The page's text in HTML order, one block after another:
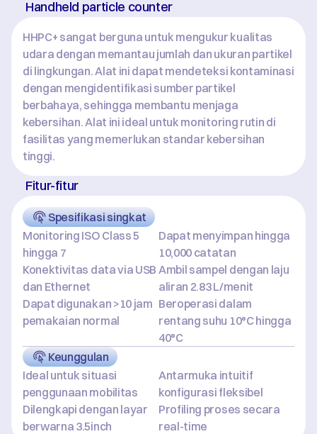
Handheld particle counter
HHPC+ sangat berguna untuk mengukur kualitas
udara dengan memantau jumlah dan ukuran partikel
di lingkungan. Alat ini dapat mendeteksi kontaminasi
dengan mengidentifikasi sumber partikel
berbahaya, sehingga membantu menjaga
kebersihan. Alat ini ideal untuk monitoring rutin di
fasilitas yang memerlukan standar kebersihan
tinggi.
Fitur-fitur
Spesifikasi singkat
Monitoring ISO Class 5
hingga 7
Dapat menyimpan hingga
10,000 catatan
Konektivitas data via USB
dan Ethernet
Ambil sampel dengan laju
aliran 2.83 L/menit
Dapat digunakan >10 jam
pemakaian normal
Beroperasi dalam
rentang suhu 10°C hingga
40°C
Keunggulan
Ideal untuk situasi
penggunaan mobilitas
Antarmuka intuitif
konfigurasi fleksibel
Dilengkapi dengan layar
berwarna 3.5inch
Profiling proses secara
real-time